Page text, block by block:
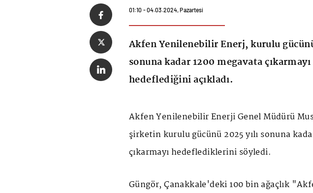
01:10 - 04.03.2024, Pazartesi
Akfen Yenilenebilir Enerj, kurulu
sonuna kadar 1200 megavata çıkarmayı
hedeflediğini açıkladı.
Akfen Yenilenebilir Enerji Genel Müdürü
şirketin kurulu gücünü 2025 yılı sonuna
çıkarmayı hedeflediklerini söyledi.
Güngör, Çanakkale'deki 100 bin ağaçlık